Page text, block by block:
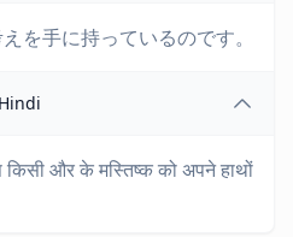
を手に持っているのです。
Hindi
और के मस्तिष्क को अपने हाथों